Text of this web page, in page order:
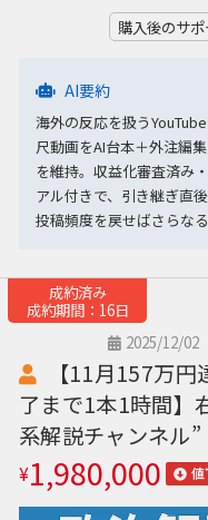
購入後のサ
AI要約
海外の反応を扱う
尺動画をAI台本＋外注編
を維持。収益化審査済み
アル付きで、引き継ぎ直
投稿頻度を戻せばさらな
成約済み
成約期間：16日
2025/12/02
【11月157万
了まで1本1時間】
系解説チャンネル”
¥1,980,000 値